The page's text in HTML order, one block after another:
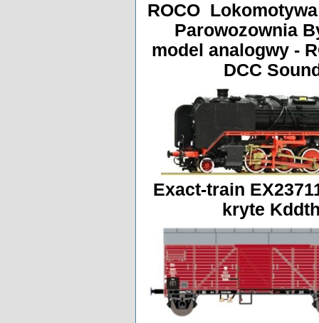
ROCO
Parowozownia
model analogwy -
DCC
Exact-train
kryte